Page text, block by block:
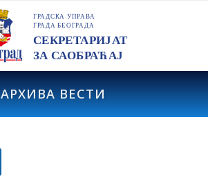
АРХИВА ВЕСТИ